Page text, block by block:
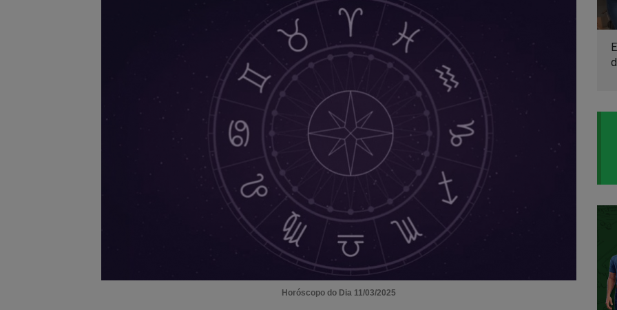
Horóscopo do Dia 11/03/2025